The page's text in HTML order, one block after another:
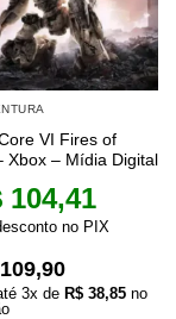
VI Fires of
Xbox – Mídia Digital
104,41
no PIX
109,90
3x de R$ 38,85 no